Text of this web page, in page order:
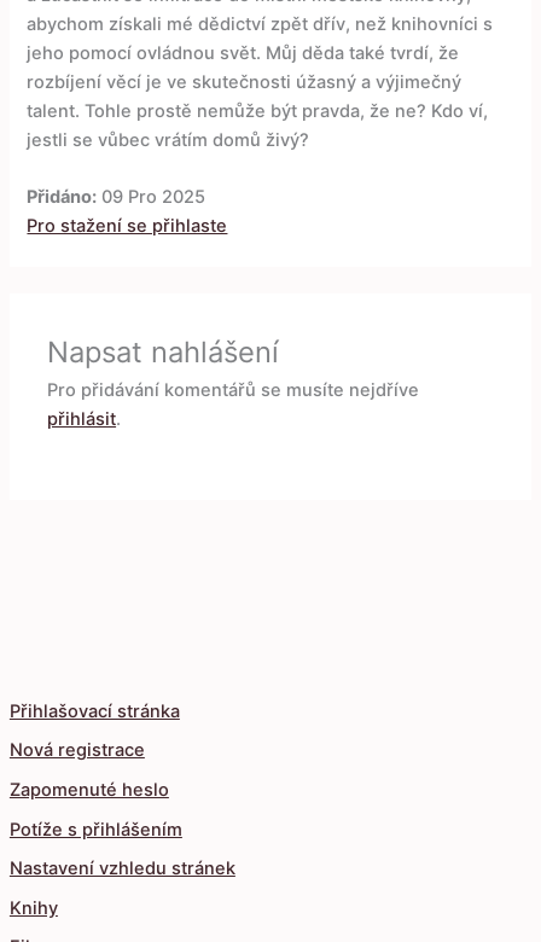
Přihlašovací stránka
Nová registrace
Zapomenuté heslo
Potíže s přihlášením
Nastavení vzhledu stránek
Knihy
abychom získali mé dědictví zpět dřív, než knihovníci s
jeho pomocí ovládnou svět. Můj děda také tvrdí, že
rozbíjení věcí je ve skutečnosti úžasný a výjimečný
talent. Tohle prostě nemůže být pravda, že ne? Kdo ví,
jestli se vůbec vrátím domů živý?
Přidáno: 09 Pro 2025
Pro stažení se přihlaste
Napsat nahlášení
Pro přidávání komentářů se musíte nejdříve
přihlásit.